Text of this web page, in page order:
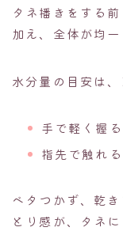
タネ播きをする
加え、全体が均
水分量の目安は、
手で軽く握
指先で触れ
ベタつかず、乾
とり感が、タネ